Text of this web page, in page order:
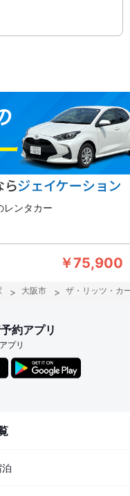
レンタカー
￥75,900
大阪市 ザ・リッツ・カ
約アプリ
プリ